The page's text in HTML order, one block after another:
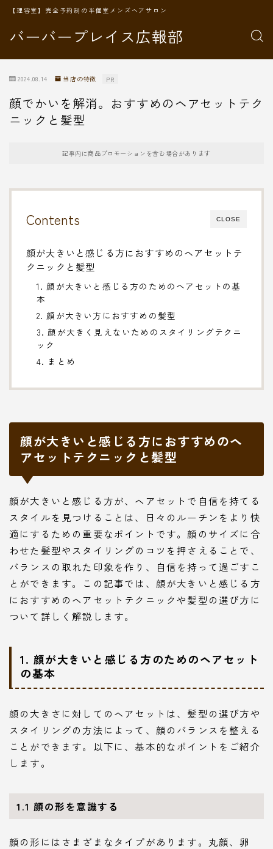
バーバープレイス広報部
【理容室】完全予約制の半個室メンズヘアサロン
2024.08.14 当店の特徴 PR
顔でかいを解消。おすすめのヘアセットテク
ニックと髪型
記事内に商品プロモーションを含む場合があります
CLOSE
Contents
顔が大きいと感じる方におすすめのヘアセットテ
クニックと髪型
1. 顔が大きいと感じる方のためのヘアセットの基
本
2. 顔が大きい方におすすめの髪型
3. 顔が大きく見えないためのスタイリングテクニ
ック
4. まとめ
顔が大きいと感じる方におすすめのヘ
アセットテクニックと髪型
顔が大きいと感じる方が、ヘアセットで自信を持てる
スタイルを見つけることは、日々のルーチンをより快
適にするための重要なポイントです。顔のサイズに合
わせた髪型やスタイリングのコツを押さえることで、
バランスの取れた印象を作り、自信を持って過ごすこ
とができます。この記事では、顔が大きいと感じる方
におすすめのヘアセットテクニックや髪型の選び方に
ついて詳しく解説します。
1. 顔が大きいと感じる方のためのヘアセット
の基本
顔の大きさに対してのヘアセットは、髪型の選び方や
スタイリングの方法によって、顔のバランスを整える
ことができます。以下に、基本的なポイントをご紹介
します。
1.1 顔の形を意識する
顔の形にはさまざまなタイプがあります。丸顔、卵